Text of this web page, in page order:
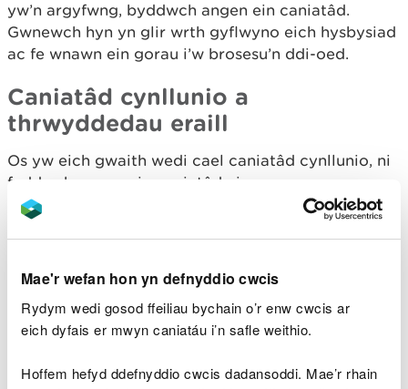
Mae'r wefan hon yn defnyddio cwcis
Rydym wedi gosod ffeiliau bychain o’r enw cwcis ar
eich dyfais er mwyn caniatáu i’n safle weithio.
Hoffem hefyd ddefnyddio cwcis dadansoddi. Mae’r rhain
yw’n argyfwng, byddwch angen ein caniatâd.
Gwnewch hyn yn glir wrth gyflwyno eich hysbysiad
ac fe wnawn ein gorau i’w brosesu’n ddi-oed.
Caniatâd cynllunio a
thrwyddedau eraill
Os yw eich gwaith wedi cael caniatâd cynllunio, ni
fyddwch angen ein caniatâd ni.
Os yw awdurdod cyhoeddus wedi rhoi trwydded
ichi ar gyfer y gwaith, ni fyddwch angen ein
effeithiau posibl ar y SoDdGA gyda ni’n ffurfiol.
Gwiriwch hyn gyda’r awdurdod cyhoeddus. Os nad
ydynt wedi gwneud hyn, neu os ydych yn ansicr,